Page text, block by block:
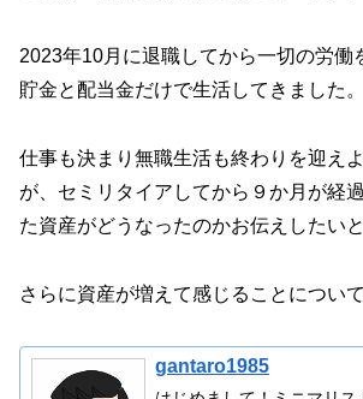
2023年10月に退職してから一切の労働
貯金と配当金だけで生活してきました。
仕事も決まり無職生活も終わりを迎え
が、セミリタイアしてから９か月が経
た資産がどうなったのかお伝えしたいと
さらに資産が増えて感じることについ
gantaro1985